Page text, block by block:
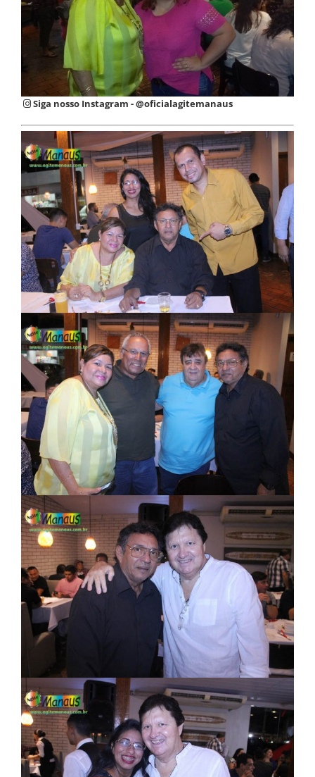
Siga nosso Instagram - @oficialagitemanaus